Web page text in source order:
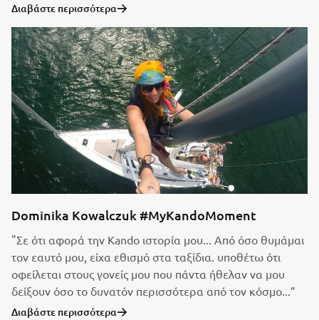
Διαβάστε περισσότερα
Dominika Kowalczuk #MyKandoMoment
"Σε ότι αφορά την Kando ιστορία μου... Από όσο θυμάμαι
τον εαυτό μου, είχα εθισμό στα ταξίδια. υποθέτω ότι
οφείλεται στους γονείς μου που πάντα ήθελαν να μου
δείξουν όσο το δυνατόν περισσότερα από τον κόσμο...”
Διαβάστε περισσότερα